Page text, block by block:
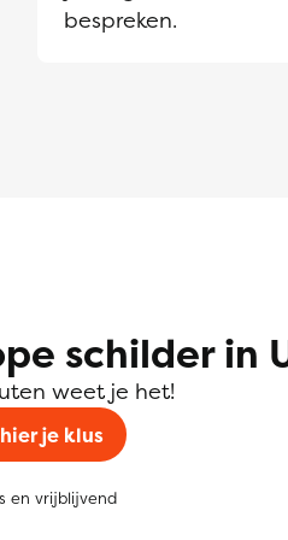
bespreken.
schilder in
weet je het!
je klus
en vrijblijvend